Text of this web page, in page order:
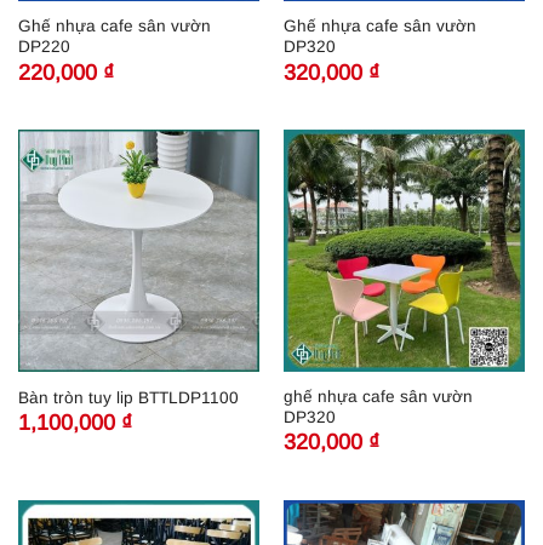
Ghế nhựa cafe sân vườn
DP220
220,000 ₫
Ghế nhựa cafe sân vườn
DP320
320,000 ₫
Bàn tròn tuy lip BTTLDP1100
1,100,000 ₫
ghế nhựa cafe sân vườn
DP320
320,000 ₫